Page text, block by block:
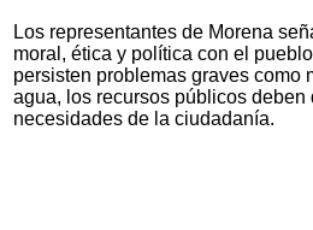
Los representantes de Morena
moral, ética y política con el
persisten problemas graves como
agua, los recursos públicos
necesidades de la ciudadanía.